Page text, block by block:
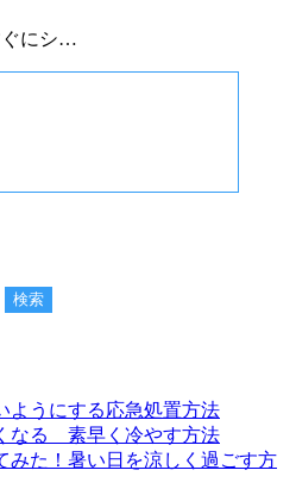
ぐにシ…
検索
ようにする応急処置方法
なる 素早く冷やす方法
みた！暑い日を涼しく過ごす方